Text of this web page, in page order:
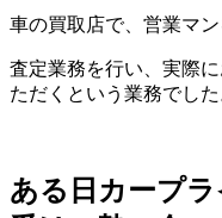
車の買取店で、営業マン
査定業務を行い、実際
ただくという業務でした
ある日カープ